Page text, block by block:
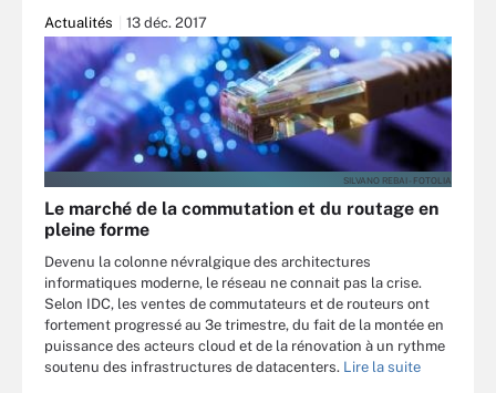
Actualités 13 déc. 2017
SILVANO REBAI - FOTOLIA
Le marché de la commutation et du routage en
pleine forme
Devenu la colonne névralgique des architectures
informatiques moderne, le réseau ne connait pas la crise.
Selon IDC, les ventes de commutateurs et de routeurs ont
fortement progressé au 3e trimestre, du fait de la montée en
puissance des acteurs cloud et de la rénovation à un rythme
soutenu des infrastructures de datacenters. Lire la suite